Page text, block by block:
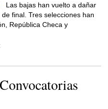
Las bajas han vuelto a dañar
final. Tres selecciones han
República Checa y